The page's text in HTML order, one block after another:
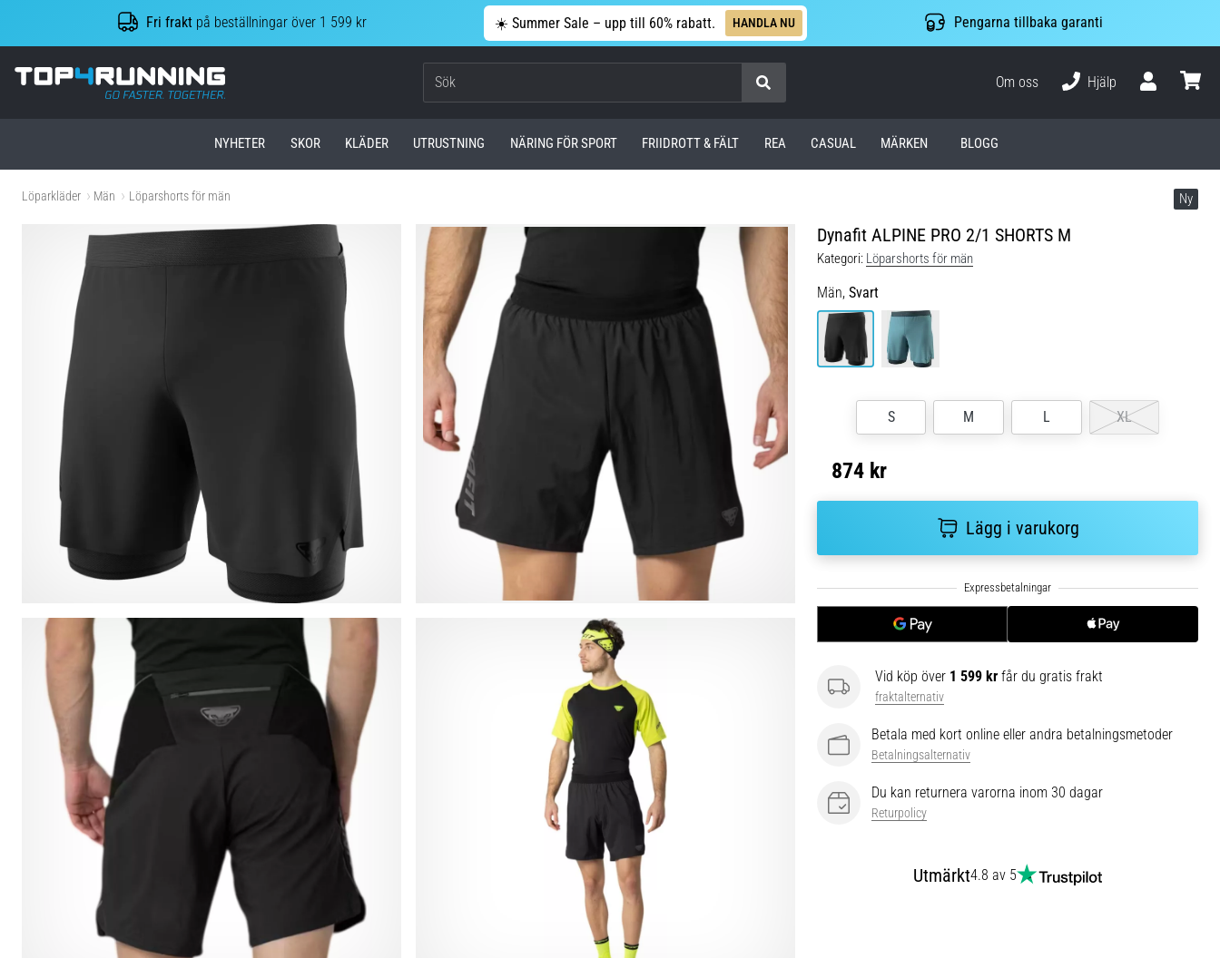
Fri frakt på beställningar över 1 599 kr ☀️ Summer Sale – upp till 60% rabatt. HANDLA NU Pengarna tillbaka garanti
Top4Running.se
Om oss
Hjälp
NYHETER SKOR KLÄDER UTRUSTNING NÄRING FÖR SPORT FRIIDROTT & FÄLT REA CASUAL MÄRKEN BLOGG
Löparkläder Män Löparshorts för män Ny
Dynafit ALPINE PRO 2/1 SHORTS M
Kategori: Löparshorts för män
Män, Svart
S M L XL
874 kr
Lägg i varukorg
Vid köp över 1 599 kr får du gratis frakt
fraktalternativ
Betala med kort online eller andra betalningsmetoder
Betalningsalternativ
Du kan returnera varorna inom 30 dagar
Returpolicy
Utmärkt4.8 av 5